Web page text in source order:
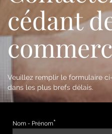
cédant
Veuillez remplir le formulaire
dans les plus brefs délais.
Nom - Prénom